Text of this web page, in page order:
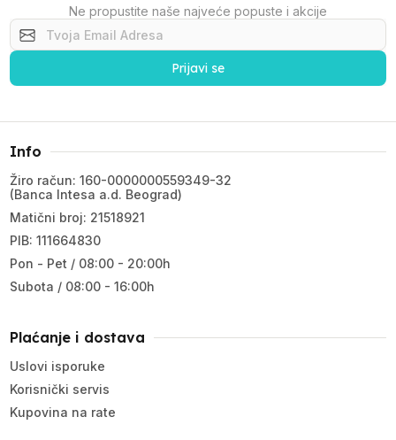
Ne propustite naše najveće popuste i akcije
Prijavi se
Info
Žiro račun: 160-0000000559349-32
(Banca Intesa a.d. Beograd)
Matični broj: 21518921
PIB: 111664830
Pon - Pet / 08:00 - 20:00h
Subota / 08:00 - 16:00h
Plaćanje i dostava
Uslovi isporuke
Korisnički servis
Kupovina na rate